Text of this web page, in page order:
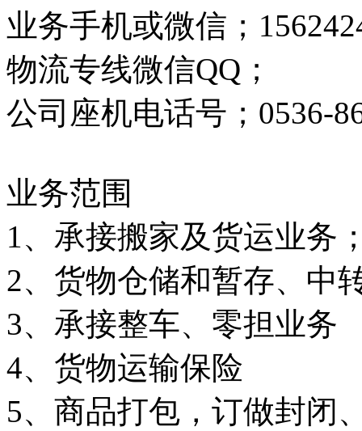
业务手机或微信；
物流专线微信QQ；
公司座机电话号；0536-
业务范围
1、承接搬家及货运业务
2、货物仓储和暂存、中
3、承接整车、零担业务
4、货物运输保险
5、商品打包，订做封闭